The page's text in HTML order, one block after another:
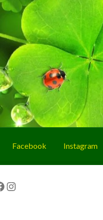
Facebook Instagram
Instagram